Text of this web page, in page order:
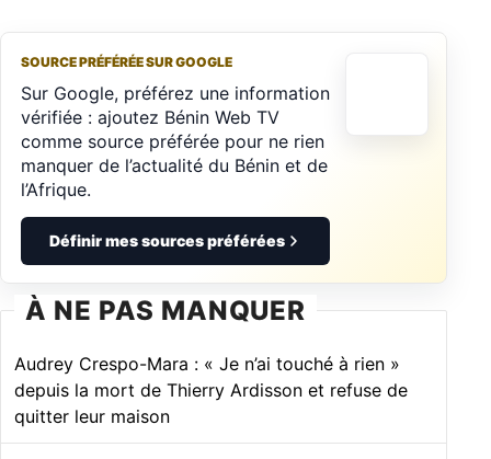
SOURCE PRÉFÉRÉE SUR GOOGLE
Sur Google, préférez une information
vérifiée : ajoutez Bénin Web TV
comme source préférée pour ne rien
manquer de l’actualité du Bénin et de
l’Afrique.
Définir mes sources préférées
À NE PAS MANQUER
Audrey Crespo-Mara : « Je n’ai touché à rien »
depuis la mort de Thierry Ardisson et refuse de
quitter leur maison